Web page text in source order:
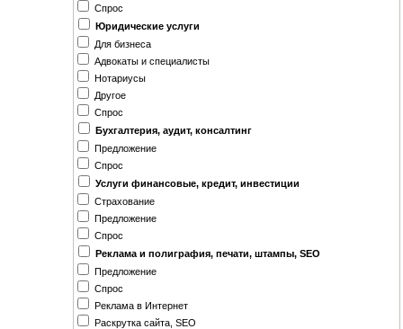
Спрос
Юридические услуги
Для бизнеса
Адвокаты и специалисты
Нотариусы
Другое
Спрос
Бухгалтерия, аудит, консалтинг
Предложение
Спрос
Услуги финансовые, кредит, инвестиции
Страхование
Предложение
Спрос
Реклама и полиграфия, печати, штампы, SEO
Предложение
Спрос
Реклама в Интернет
Раскрутка сайта, SEO